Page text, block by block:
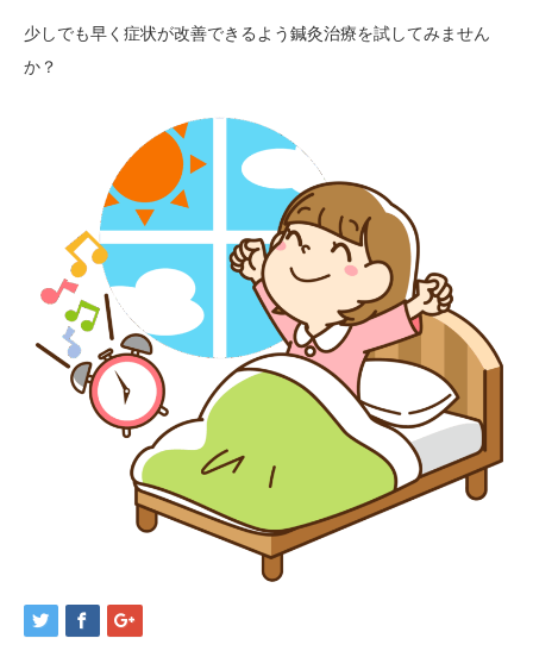
少しでも早く症状が改善できるよう鍼灸治療を試してみません
か？